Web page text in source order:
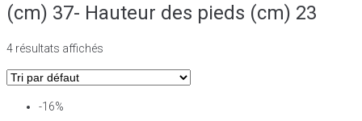
(cm) 37- Hauteur des pieds (cm) 23
4 résultats affichés
-16%